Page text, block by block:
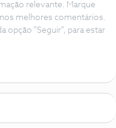
relevante. Marque
melhores comentários.
opção "Seguir", para estar